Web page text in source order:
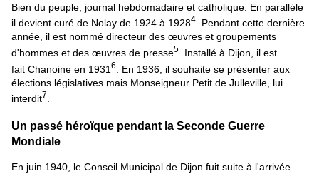
Bien du peuple, journal hebdomadaire et catholique. En parallèle
il devient curé de Nolay de 1924 à 19284. Pendant cette dernière
année, il est nommé directeur des œuvres et groupements
d'hommes et des œuvres de presse5
Installé à Dijon, il est
fait Chanoine en 1931 6
. En 1936, il souhaite se présenter aux
élections législatives mais Monseigneur Petit de Julleville, lui
interdit7.
Un passé héroïque pendant la Seconde Guerre
Mondiale
En juin 1940, le Conseil Municipal de Dijon fuit suite à l'arrivée